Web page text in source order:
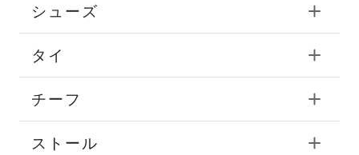
シューズ
タイ
チーフ
ストール